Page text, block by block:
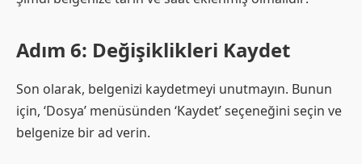
Adım 6: Değişiklikleri Kaydet
Son olarak, belgenizi kaydetmeyi unutmayın. Bunun
için, ‘Dosya’ menüsünden ‘Kaydet’ seçeneğini seçin ve
belgenize bir ad verin.